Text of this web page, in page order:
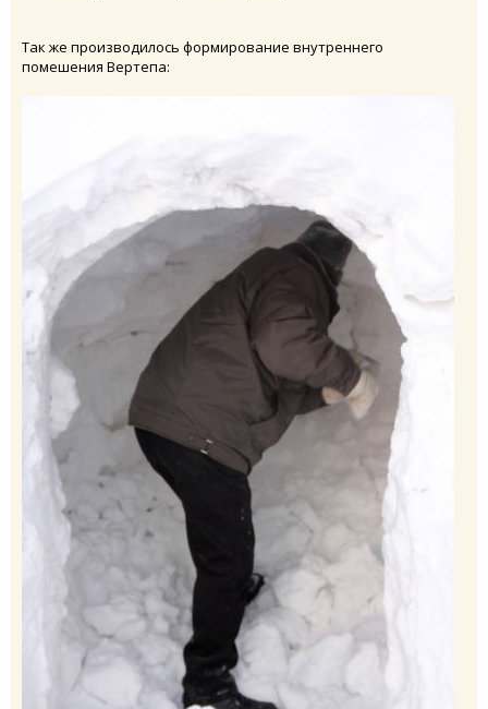
Так же производилось формирование внутреннего
помешения Вертепа: